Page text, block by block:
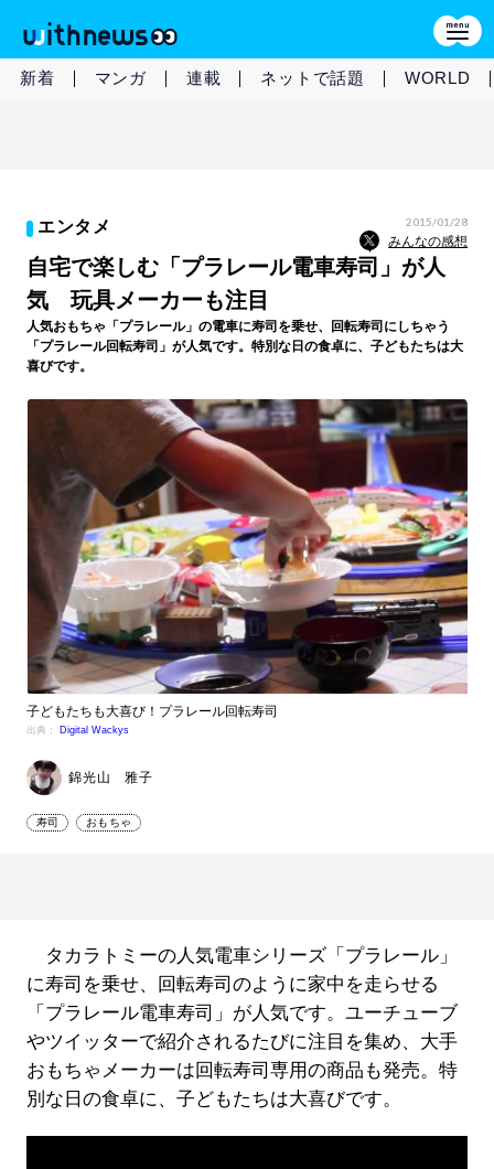
新着 マンガ 連載 ネットで話題 WORLD
エンタメ 2015/01/28
みんなの感想
自宅で楽しむ「プラレール電車寿司」が人
気 玩具メーカーも注目
人気おもちゃ「プラレール」の電車に寿司を乗せ、回転寿司にしちゃう
「プラレール回転寿司」が人気です。特別な日の食卓に、子どもたちは大
喜びです。
子どもたちも大喜び！プラレール回転寿司
出典： Digital Wackys
錦光山 雅子
寿司 おもちゃ
タカラトミーの人気電車シリーズ「プラレール」
に寿司を乗せ、回転寿司のように家中を走らせる
「プラレール電車寿司」が人気です。ユーチューブ
やツイッターで紹介されるたびに注目を集め、大手
おもちゃメーカーは回転寿司専用の商品も発売。特
別な日の食卓に、子どもたちは大喜びです。